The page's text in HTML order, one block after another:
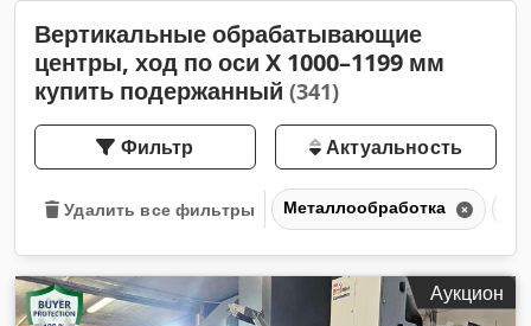
Вертикальные обрабатывающие
центры, ход по оси X 1000–1199 мм
купить подержанный (341)
Фильтр Актуальность
Удалить все фильтры Металлообработка
Аукцион